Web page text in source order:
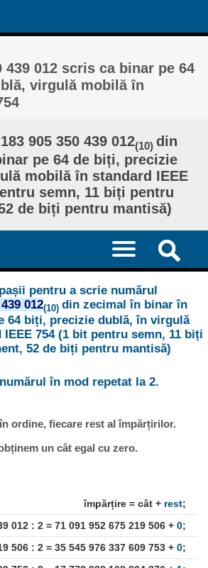
439 012 scris ca binar pe 64
virgulă mobilă în
905 350 439 012(10) din
pe 64 de biți, precizie
mobilă în standard IEEE
semn, 11 biți pentru
de biți pentru mantisă)
pentru a scrie numărul
012(10) din zecimal în binar în
64 biți, precizie dublă, în virgulă
754 (1 bit pentru semn, 11 biți
52 de biți pentru mantisă)
în mod repetat la 2.
ordine, fiecare rest al împărțirilor.
un cât egal cu zero.
împărțire = cât + rest;
012 : 2 = 71 091 952 675 219 506 + 0;
506 : 2 = 35 545 976 337 609 753 + 0;